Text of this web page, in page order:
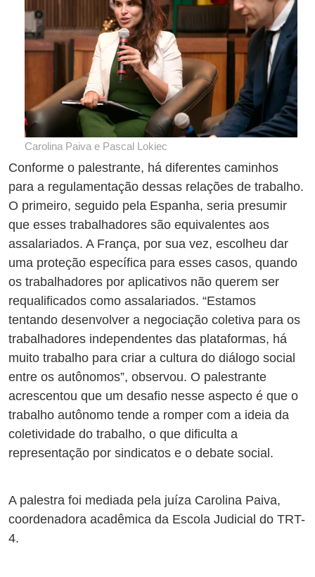
Carolina Paiva e Pascal Lokiec
Conforme o palestrante, há diferentes caminhos
para a regulamentação dessas relações de trabalho.
O primeiro, seguido pela Espanha, seria presumir
que esses trabalhadores são equivalentes aos
assalariados. A França, por sua vez, escolheu dar
uma proteção específica para esses casos, quando
os trabalhadores por aplicativos não querem ser
requalificados como assalariados. “Estamos
tentando desenvolver a negociação coletiva para os
trabalhadores independentes das plataformas, há
muito trabalho para criar a cultura do diálogo social
entre os autônomos”, observou. O palestrante
acrescentou que um desafio nesse aspecto é que o
trabalho autônomo tende a romper com a ideia da
coletividade do trabalho, o que dificulta a
representação por sindicatos e o debate social.
A palestra foi mediada pela juíza Carolina Paiva,
coordenadora acadêmica da Escola Judicial do TRT-
4.